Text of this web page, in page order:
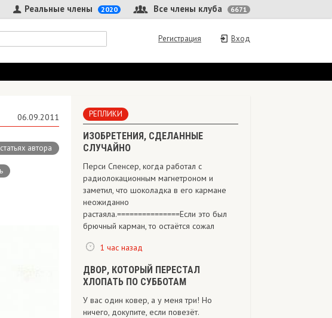
Все члены клуба 6671
Реальные члены 2020
Вход
Регистрация
06.09.2011
автора
РЕПЛИКИ
ИЗОБРЕТЕНИЯ, СДЕЛАННЫЕ
СЛУЧАЙНО
Перси Спенсер, когда работал с
радиолокационным магнетроном и
заметил, что шоколадка в его кармане
неожиданно
растаяла.===============Если это был
брючный карман, то остаётся сожал
1 час назад
ДВОР, КОТОРЫЙ ПЕРЕСТАЛ
ХЛОПАТЬ ПО СУББОТАМ
У вас один ковер, а у меня три! Но
ничего, докупите, если повезёт.